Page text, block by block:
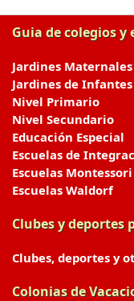
Guia de colegios
Jardines Maternales
Jardines de
Nivel Primario
Nivel Secundario
Educación Especial
Escuelas de
Escuelas Montessori
Escuelas Waldorf
Clubes y deportes
Clubes, deportes y
Colonias de